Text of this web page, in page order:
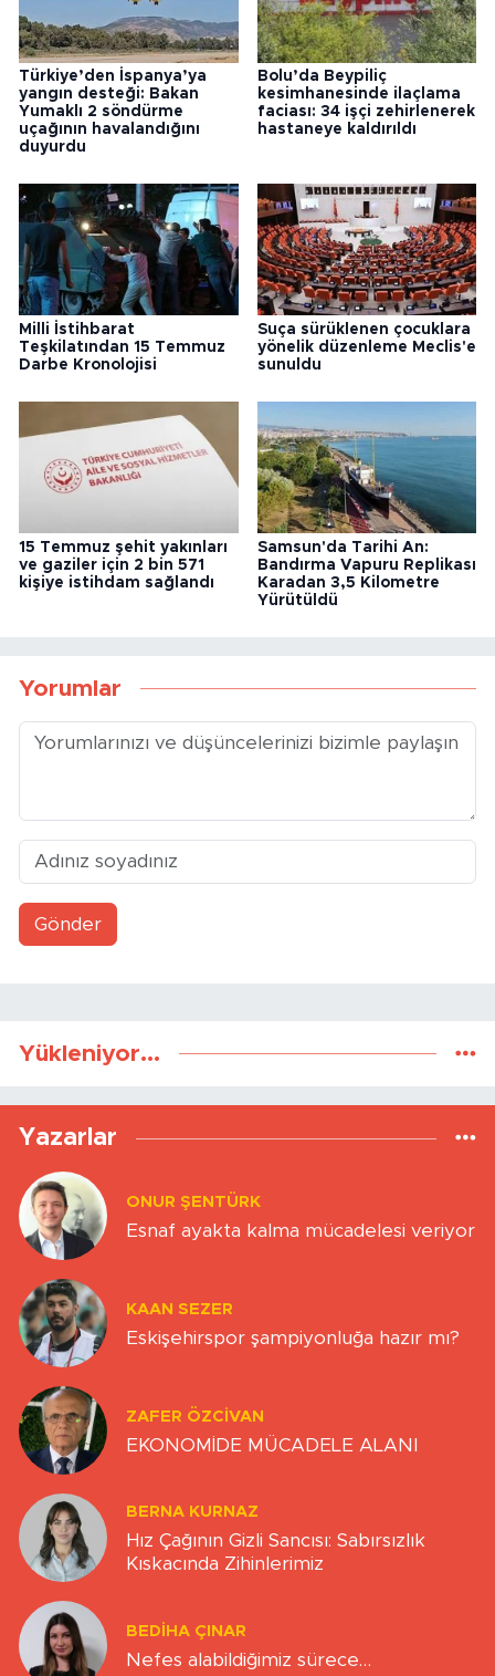
Türkiye’den İspanya’ya
yangın desteği: Bakan
Yumaklı 2 söndürme
uçağının havalandığını
duyurdu
Bolu’da Beypiliç
kesimhanesinde ilaçlama
faciası: 34 işçi zehirlenerek
hastaneye kaldırıldı
Milli İstihbarat
Teşkilatından 15 Temmuz
Darbe Kronolojisi
Suça sürüklenen çocuklara
yönelik düzenleme Meclis'e
sunuldu
15 Temmuz şehit yakınları
ve gaziler için 2 bin 571
kişiye istihdam sağlandı
Samsun'da Tarihi An:
Bandırma Vapuru Replikası
Karadan 3,5 Kilometre
Yürütüldü
Yorumlar
Gönder
Yükleniyor...
Yazarlar
ONUR ŞENTÜRK
Esnaf ayakta kalma mücadelesi veriyor
KAAN SEZER
Eskişehirspor şampiyonluğa hazır mı?
ZAFER ÖZCIVAN
EKONOMİDE MÜCADELE ALANI
BERNA KURNAZ
Hız Çağının Gizli Sancısı: Sabırsızlık
Kıskacında Zihinlerimiz
BEDIHA ÇINAR
Nefes alabildiğimiz sürece…